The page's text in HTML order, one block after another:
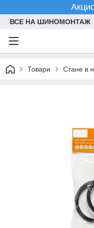
ВСЕ НА ШИНОМОНТАЖ
Товари Стане в